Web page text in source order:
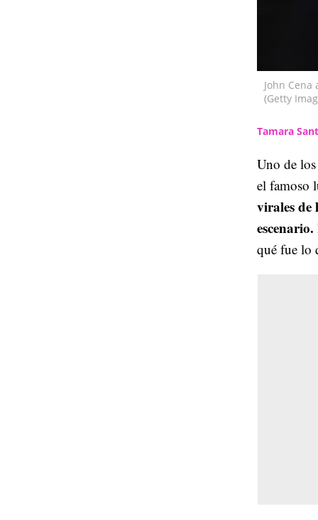
John
(Getty
Tamara
Uno de
el famoso
virales de
escenario.
qué fue lo